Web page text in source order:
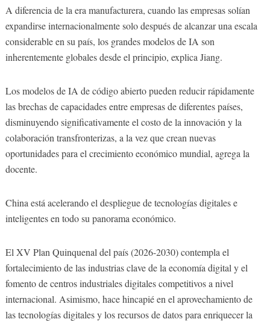
A diferencia de la era manufacturera, cuando las empresas solían
expandirse internacionalmente solo después de alcanzar una escala
considerable en su país, los grandes modelos de IA son
inherentemente globales desde el principio, explica Jiang.
Los modelos de IA de código abierto pueden reducir rápidamente
las brechas de capacidades entre empresas de diferentes países,
disminuyendo significativamente el costo de la innovación y la
colaboración transfronterizas, a la vez que crean nuevas
oportunidades para el crecimiento económico mundial, agrega la
docente.
China está acelerando el despliegue de tecnologías digitales e
inteligentes en todo su panorama económico.
El XV Plan Quinquenal del país (2026-2030) contempla el
fortalecimiento de las industrias clave de la economía digital y el
fomento de centros industriales digitales competitivos a nivel
internacional. Asimismo, hace hincapié en el aprovechamiento de
las tecnologías digitales y los recursos de datos para enriquecer la